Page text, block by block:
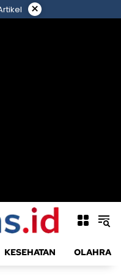
×
KESEHATAN